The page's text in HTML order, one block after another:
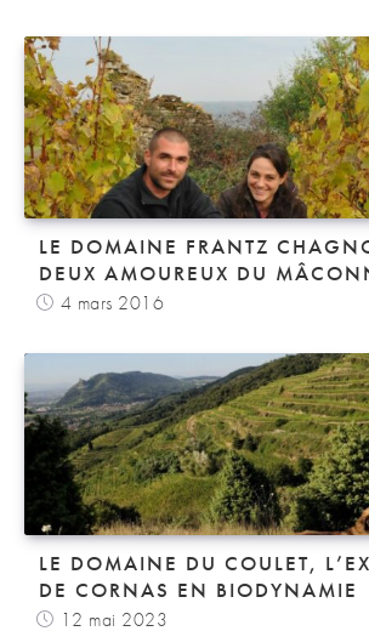
LE DOMAINE FRANTZ
DEUX AMOUREUX DU
4 mars 2016
LE DOMAINE DU COULET,
DE CORNAS EN BIODYNAMIE
12 mai 2023